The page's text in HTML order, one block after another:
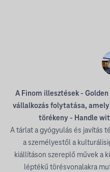
A Finom illesztések -
vállalkozás folytatása,
törékeny - Handle
A tárlat a gyógyulás és javítás
a személyestől a
kiállításon szereplő művek a
léptékű törésvonalakra